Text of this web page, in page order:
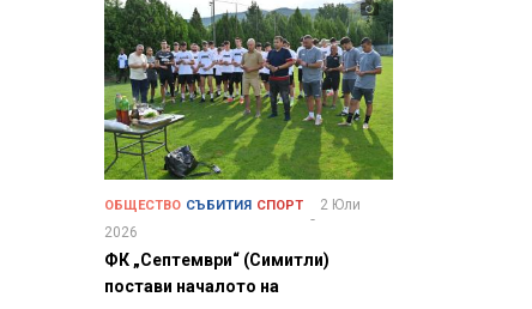
ОБЩЕСТВО СЪБИТИЯ СПОРТ
2 Юли
2026
ФК „Септември“ (Симитли)
постави началото на